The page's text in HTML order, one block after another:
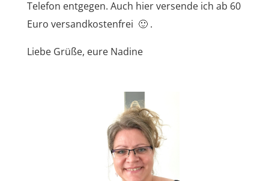
Telefon entgegen. Auch hier versende ich ab 60
Euro versandkostenfrei 🙂 .
Liebe Grüße, eure Nadine